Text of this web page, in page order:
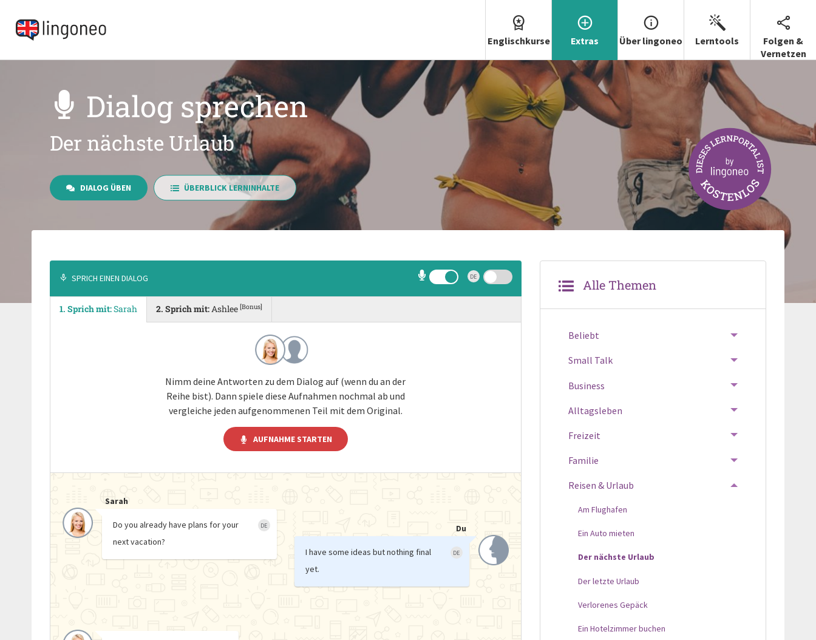
Englischkurse Extras Über lingoneo Lerntools
Folgen &
Vernetzen
Dialog sprechen
Der nächste Urlaub
DIALOG ÜBEN ÜBERBLICK LERNINHALTE
SPRICH EINEN DIALOG DE
1. Sprich mit:Sarah 2. Sprich mit:Ashlee [Bonus]
Nimm deine Antworten zu dem Dialog auf (wenn du an der
Reihe bist). Dann spiele diese Aufnahmen nochmal ab und
vergleiche jeden aufgenommenen Teil mit dem Original.
AUFNAHME STARTEN
Sarah
Do you already have plans for your
next vacation?
DE Du
I have some ideas but nothing final
yet.
DE
Alle Themen
Beliebt
Small Talk
Business
Alltagsleben
Freizeit
Familie
Reisen & Urlaub
Am Flughafen
Ein Auto mieten
Der nächste Urlaub
Der letzte Urlaub
Verlorenes Gepäck
Ein Hotelzimmer buchen